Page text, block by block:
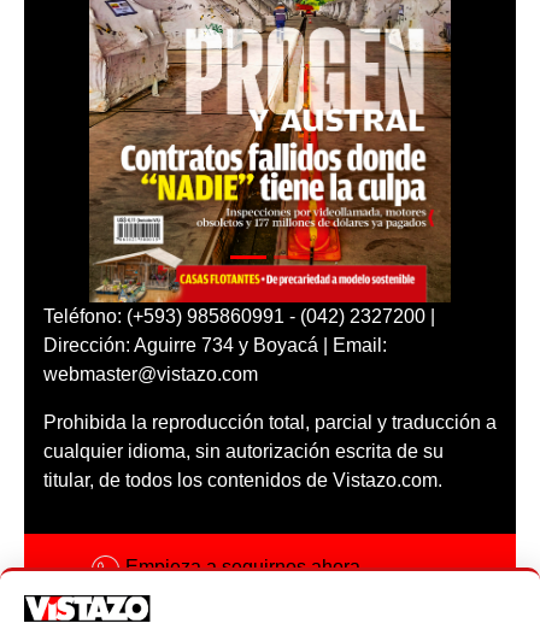
Teléfono: (+593) 985860991 - (042) 2327200 |
Dirección: Aguirre 734 y Boyacá | Email:
webmaster@vistazo.com
Prohibida la reproducción total, parcial y traducción a
cualquier idioma, sin autorización escrita de su
titular, de todos los contenidos de Vistazo.com.
Empieza a seguirnos ahora